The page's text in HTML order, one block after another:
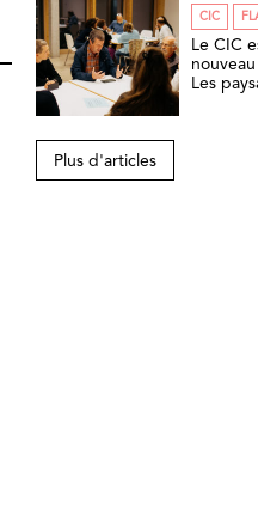
CIC
Le CIC
Les
Plus d'articles